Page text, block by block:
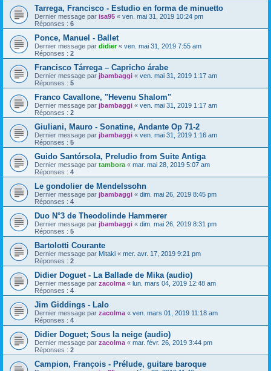
Tarrega, Francisco - Estudio en forma de minuetto
Dernier message par isa95 « ven. mai 31, 2019 10:24 pm
Réponses : 6
Ponce, Manuel - Ballet
Dernier message par didier« ven. mai 31, 2019 7:55 am
Réponses : 2
Francisco Tárrega – Capricho árabe
Dernier message par jbambaggi « ven. mai 31, 2019 1:17 am
Réponses : 5
Franco Cavallone, "Hevenu Shalom"
Dernier message par jbambaggi « ven. mai 31, 2019 1:17 am
Réponses : 2
Giuliani, Mauro - Sonatine, Andante Op 71-2
Dernier message par jbambaggi « ven. mai 31, 2019 1:16 am
Réponses : 5
Guido Santórsola, Preludio from Suite Antiga
Dernier message par tambora « mar. mai 28, 2019 5:07 am
Réponses : 4
Le gondolier de Mendelssohn
Dernier message par jbambaggi « dim. mai 26, 2019 8:45 pm
Réponses : 4
Duo N°3 de Theodolinde Hammerer
Dernier message par jbambaggi « dim. mai 26, 2019 8:31 pm
Réponses : 5
Bartolotti Courante
Dernier message par Mitaki « mer. avr. 17, 2019 9:21 pm
Réponses : 2
Didier Doguet - La Ballade de Mika (audio)
Dernier message par zacolma « lun. mars 04, 2019 12:48 am
Réponses : 4
Jim Giddings - Lalo
Dernier message par zacolma « ven. mars 01, 2019 11:18 am
Réponses : 4
Didier Doguet; Sous la neige (audio)
Dernier message par zacolma « mar. févr. 26, 2019 3:44 pm
Réponses : 2
Campion, François - Prélude, guitare baroque